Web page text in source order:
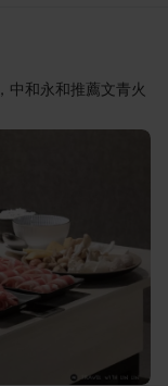
中和永和推薦文青火